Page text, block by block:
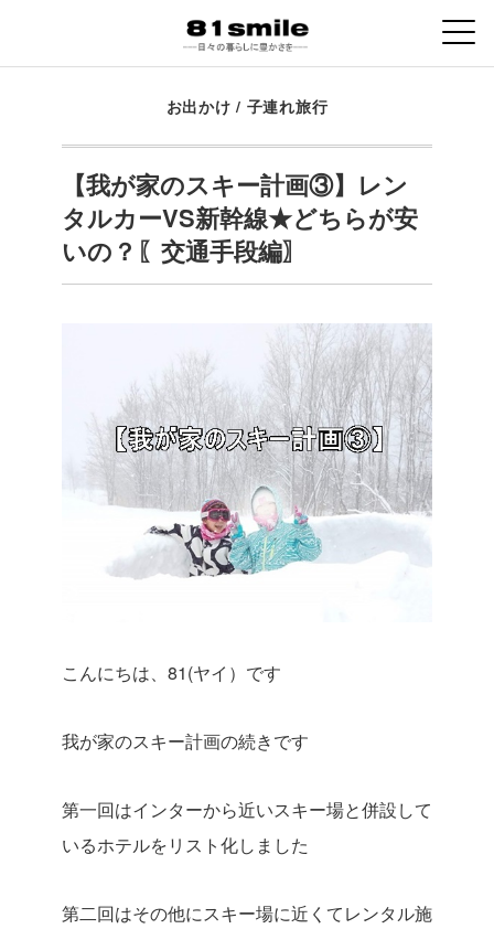
お出かけ / 子連れ旅行
【我が家のスキー計画③】レン
タルカーVS新幹線★どちらが安
いの？〖交通手段編〗
こんにちは、81(ヤイ）です
我が家のスキー計画の続きです
第一回はインターから近いスキー場と併設して
いるホテルをリスト化しました
第二回はその他にスキー場に近くてレンタル施